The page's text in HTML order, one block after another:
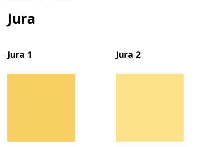
Jura
Jura 1 Jura 2